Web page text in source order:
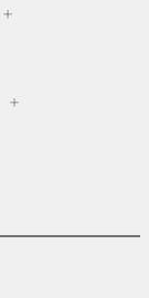
+
+